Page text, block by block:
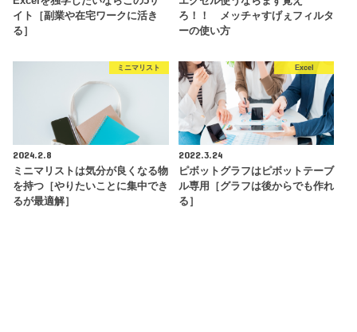
イト［副業や在宅ワークに活き
る］
ろ！！ メッチャすげぇフィルタ
ーの使い方
ミニマリスト
2024.2.8
ミニマリストは気分が良くなる物
を持つ［やりたいことに集中でき
るが最適解］
Excel
2022.3.24
ピボットグラフはピボットテーブ
ル専用［グラフは後からでも作れ
る］